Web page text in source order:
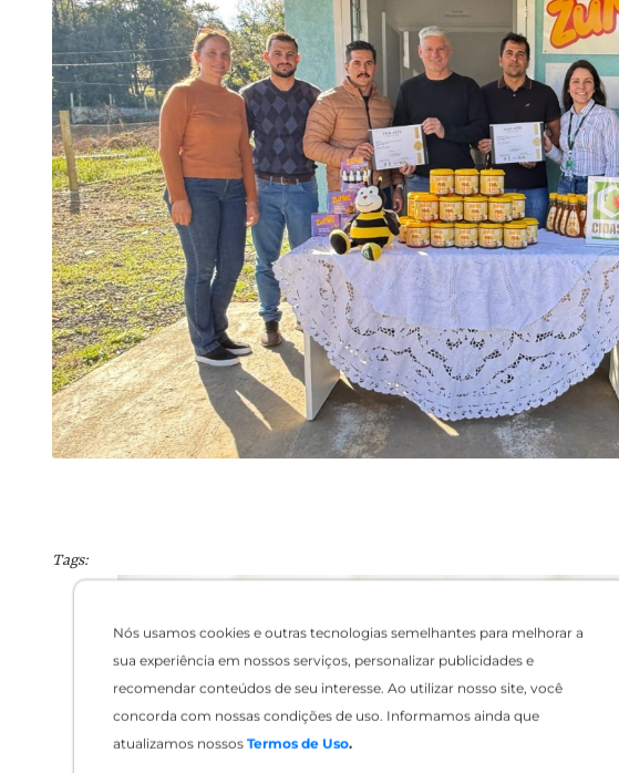
Nós usamos cookies e outras tecnologias semelhantes para melhorar a
sua experiência em nossos serviços, personalizar publicidades e
recomendar conteúdos de seu interesse. Ao utilizar nosso site, você
concorda com nossas condições de uso. Informamos ainda que
atualizamos nossosTermos de Uso.
Tags: